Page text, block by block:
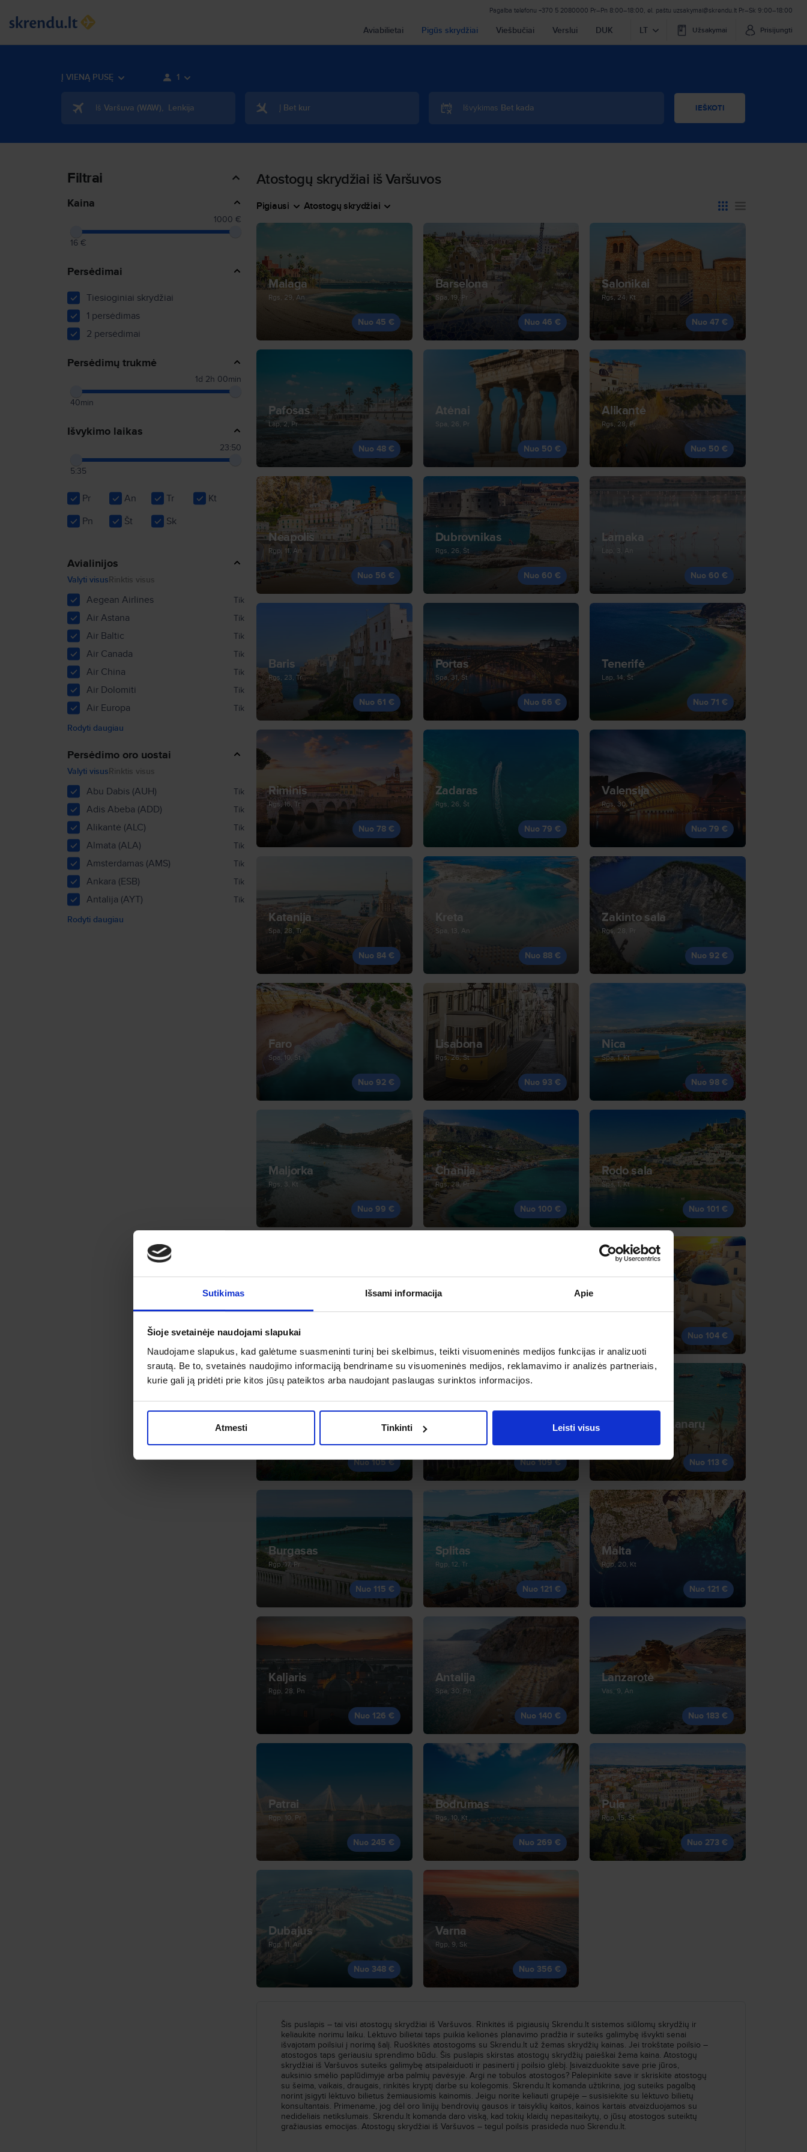
Sutikimas Išsami informacija Apie
Šioje svetainėje naudojami slapukai
Naudojame slapukus, kad galėtume suasmeninti turinį bei skelbimus, teikti visuomeninės medijos funkcijas ir analizuoti
srautą. Be to, svetainės naudojimo informaciją bendriname su visuomeninės medijos, reklamavimo ir analizės partneriais,
kurie gali ją pridėti prie kitos jūsų pateiktos arba naudojant paslaugas surinktos informacijos.
Atmesti Tinkinti Leisti visus
Pagalba telefonu +370 5 2080000 Pr–Pn 8:00–18:00, el. paštu uzsakymai@skrendu.lt Pr–Sk 9:00–18:00
Aviabilietai Pigūs skrydžiai Viešbučiai Verslui DUK LT Užsakymai Prisijungti
Į VIENĄ PUSĘ 1
Iš Varšuva (WAW), Lenkija Į Bet kur Išvykimas Bet kada IEŠKOTI
Filtrai
Kaina
16 €
1000 €
Persėdimai
Tiesioginiai skrydžiai
1 persėdimas
2 persėdimai
Persėdimų trukmė
40min
1d 2h 00min
Išvykimo laikas
5:35
23:50
Pr An Tr
Kt
Pn
Št Sk
Avialinijos
Valyti visusRinktis visus
Aegean Airlines Tik
Air Astana Tik
Air Baltic Tik
Air Canada Tik
Air China Tik
Air Dolomiti Tik
Air Europa
Tik
Rodyti daugiau
Persėdimo oro uostai
Valyti visusRinktis visus
Abu Dabis (AUH) Tik
Adis Abeba (ADD) Tik
Alikantė (ALC) Tik
Almata (ALA) Tik
Amsterdamas (AMS) Tik
Ankara (ESB) Tik
Antalija (AYT)
Tik
Rodyti daugiau
Atostogų skrydžiai iš Varšuvos
Pigiausi Atostogų skrydžiai
Malaga
Rgs, 29, An
Nuo 45 €
Barselona
Spa, 19, Pr
Nuo 46 €
Salonikai
Rgs, 24, Kt
Nuo 47 €
Pafosas
Lap, 2, Pr
Nuo 48 €
Atėnai
Spa, 26, Pr
Nuo 50 €
Alikantė
Rgs, 28, Pr
Nuo 50 €
Neapolis
Rgp, 11, An
Nuo 56 €
Dubrovnikas
Rgs, 26, Št
Nuo 60 €
Larnaka
Lap, 3, An
Nuo 60 €
Baris
Rgs, 23, Tr
Nuo 61 €
Portas
Spa, 31, Št
Nuo 66 €
Tenerifė
Lap, 14, Št
Nuo 71 €
Riminis
Rgs, 16, Tr
Nuo 78 €
Zadaras
Rgs, 26, Št
Nuo 79 €
Valensija
Rgs, 30, Tr
Nuo 79 €
Katanija
Spa, 28, Tr
Nuo 84 €
Kreta
Spa, 13, An
Nuo 88 €
Zakinto sala
Rgs, 28, Pr
Nuo 92 €
Faro
Spa, 10, Št
Nuo 92 €
Lisabona
Rgs, 26, Št
Nuo 93 €
Nica
Spa, 1, Kt
Nuo 98 €
Maljorka
Rgs, 3, Kt
Nuo 99 €
Chanija
Rgs, 28, Pr
Nuo 100 €
Rodo sala
Spa, 1, Kt
Nuo 101 €
Rgs, 27, Sk
Korfu
Rgp, 20, Kt Spa, 3, Št
Nuo 104 €
Nuo 105 € Nuo 109 €
Las Palmas (Kanarų
Nuo 113 €
Burgasas
Rgp, 17, Pr
Nuo 115 €
Splitas
Rgp, 12, Tr
Nuo 121 €
Malta
Rgp, 20, Kt
Nuo 121 €
Kaljaris
Rgp, 28, Pn
Nuo 126 €
Antalija
Spa, 30, Pn
Nuo 140 €
Lanzarotė
Vas, 9, An
Nuo 183 €
Patrai
Rgp, 10, Pr
Nuo 245 €
Bodrumas
Rgs, 10, Kt
Nuo 269 €
Pula
Rgp, 15, Št
Nuo 273 €
Dubajus
Rgp, 11, An
Nuo 348 €
Varna
Rgp, 9, Sk
Nuo 356 €
Šis puslapis – tai visi atostogų skrydžiai iš Varšuvos. Rinkitės iš pigiausių Skrendu.lt sistemos siūlomų skrydžių ir
keliaukite norimu laiku. Lėktuvo bilietai taps puikia kelionės planavimo pradžia ir suteiks galimybę išvykti senai
išvajotam poilsiui į norimą šalį. Ruoškitės atostogoms su Skrendu.lt už žemas skrydžių kainas. Jei trokštate poilsio –
atostogos taps geriausiu sprendimo būdu. Šis puslapis skirstas atostogų skrydžių paieškai žema kaina. Atostogų
skrydžiai iš Varšuvos suteiks galimybę atsipalaiduoti ir pasinerti į poilsio glėbį. Įsivaizduokite save prie jūros,
auksinio smėlio paplūdimyje arba palmių pavėsyje. Argi ne tobulos atostogos? Palepinkite save ir skriskite atostogų
su šeima, vaikais, draugais, rinkitės kryptį darbe su kolegomis. Skrendu.lt komanda užtikrina, jog suteiks pagalbą
norint įsigyti lėktuvo bilietus žemiausiomis kainomis. Jeigu norite keliauti grupėje – susisiekite su lėktuvo bilietų
konsultantais. Primename, jog dėl oro linijų bendrovių gausos ir taisyklių kaitos, kainos kartais atvaizduojamos su
nedideliais netikslumais. Skrendu.lt komanda daro viską, kad tokių klaidų nepasitaikytų, o jūsų atostogos suteiktų
gražiausias emocijas. Atostogų skrydžiai iš Varšuvos – tegul poilsis prasideda nuo Skrendu.lt.